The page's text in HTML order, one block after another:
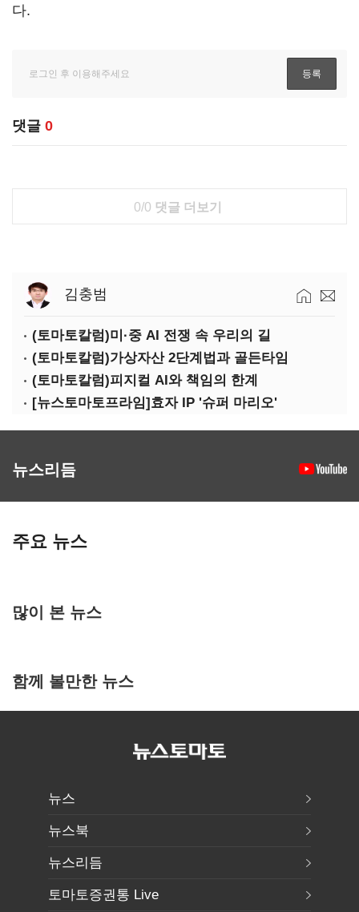
다.
댓글 0
0/0 댓글 더보기
김충범
(토마토칼럼)미·중 AI 전쟁 속 우리의 길
(토마토칼럼)가상자산 2단계법과 골든타임
(토마토칼럼)피지컬 AI와 책임의 한계
[뉴스토마토프라임]효자 IP '슈퍼 마리오'
뉴스리듬
주요 뉴스
많이 본 뉴스
함께 볼만한 뉴스
뉴스
뉴스북
뉴스리듬
토마토증권통 Live